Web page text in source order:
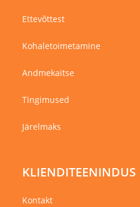
Ettevõttest
Kohaletoimetamine
Andmekaitse
Tingimused
Järelmaks
KLIENDITEENINDUS
Kontakt